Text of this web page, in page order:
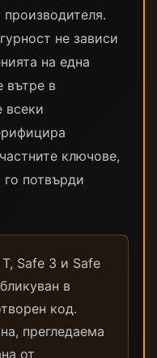
не зависи
на една
вътре в
всеки
ключове,
потвърди
Safe 3 и Safe
в
код.
прегледаема
от